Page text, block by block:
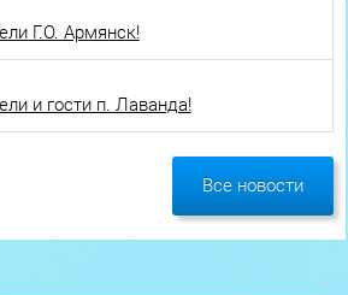
Г.О. Армянск!
и гости п. Лаванда!
Все новости